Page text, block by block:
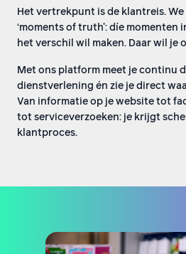
Het vertrekpunt is de klantreis.
‘moments of truth’: díe momenten
het verschil wil maken. Daar wil je
Met ons platform meet je continu
dienstverlening én zie je direct
Van informatie op je website tot
tot serviceverzoeken: je krijgt
klantproces.